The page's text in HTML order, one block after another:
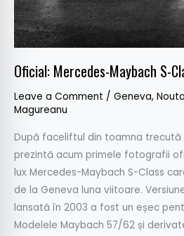
Oficial: Mercedes-Maybach S-
Leave a Comment / Geneva,
Magureanu
După faceliftul din toamna trecută
prezintă acum primele fotografii
lux Mercedes-Maybach S-Class
de la Geneva luna viitoare.
lansată în 2003 a fost un eșec
Modelele Maybach 57/62 și